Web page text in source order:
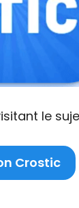
le
Crostic